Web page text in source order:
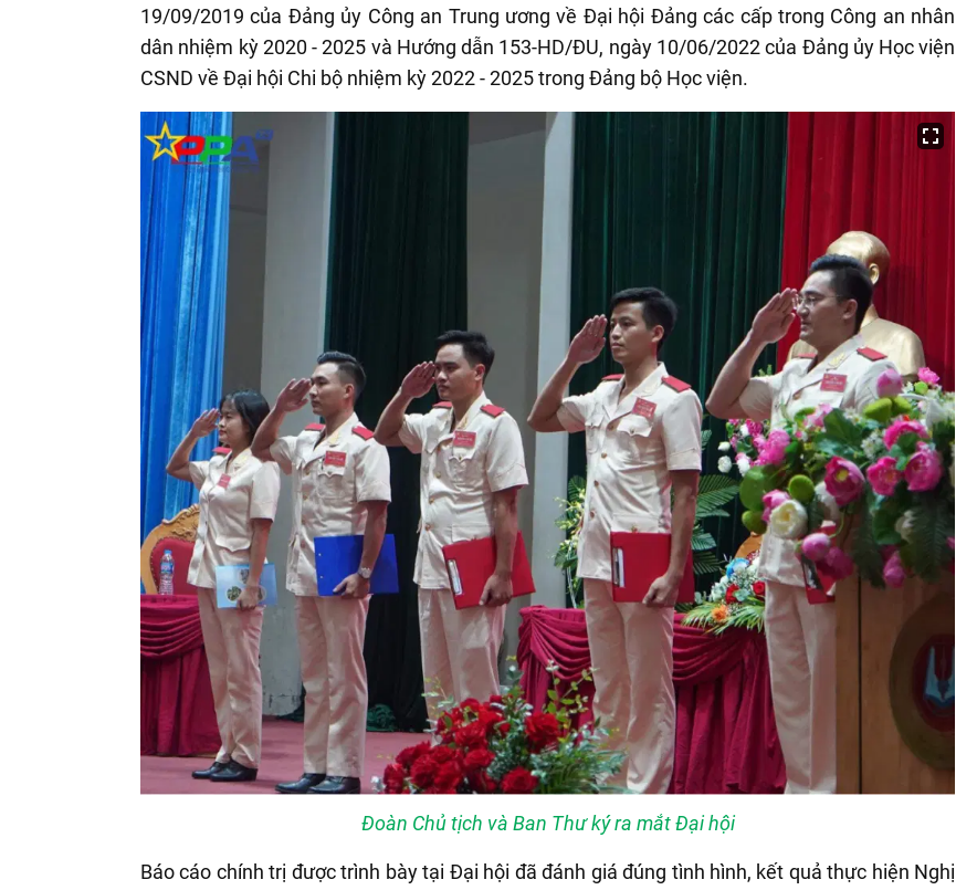
19/09/2019 của Đảng ủy Công an Trung ương về Đại hội Đảng các cấp trong Công an nhân
dân nhiệm kỳ 2020 - 2025 và Hướng dẫn 153-HD/ĐU, ngày 10/06/2022 của Đảng ủy Học viện
CSND về Đại hội Chi bộ nhiệm kỳ 2022 - 2025 trong Đảng bộ Học viện.
Đoàn Chủ tịch và Ban Thư ký ra mắt Đại hội
Báo cáo chính trị được trình bày tại Đại hội đã đánh giá đúng tình hình, kết quả thực hiện Nghị